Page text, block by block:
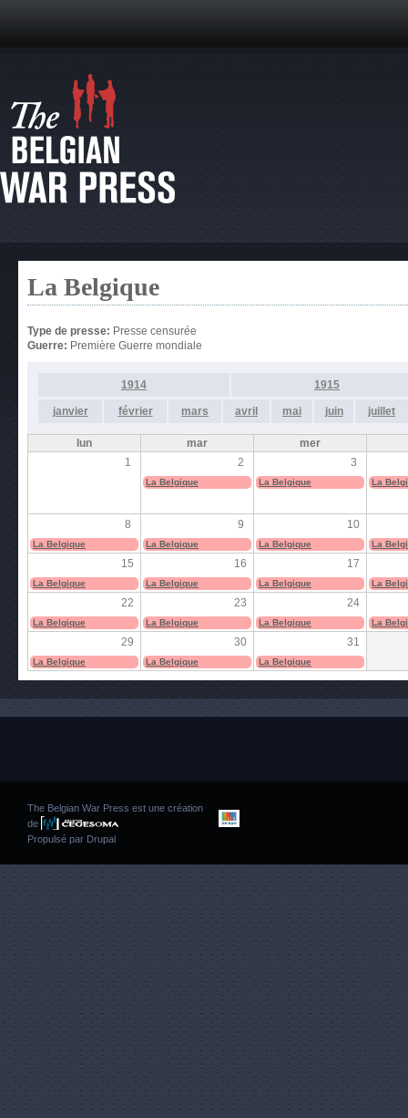
La Belgique
Type de presse: Presse censurée
Guerre: Première Guerre mondiale
1914 1915
janvier février mars avril mai juin juillet
lun mar
mer
1
2 3
La Belgique La Belgique La
8 9 10
La Belgique La Belgique La Belgique La
15 16 17
La Belgique La Belgique La Belgique La
22 23 24
La Belgique La Belgique La Belgique La
29 30 31
La Belgique La Belgique La Belgique
The Belgian War Press est une création
de
Propulsé par Drupal